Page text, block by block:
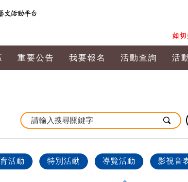
如
重要公告 我要報名 活動查詢 活
活動 特別活動 導覽活動 影視音